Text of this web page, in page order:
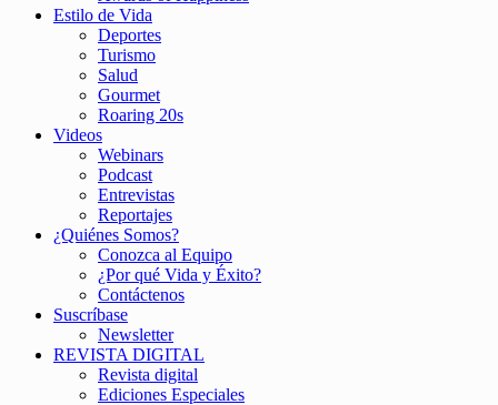
Estilo de Vida
Deportes
Turismo
Salud
Gourmet
Roaring 20s
Videos
Webinars
Podcast
Entrevistas
Reportajes
¿Quiénes Somos?
Conozca al Equipo
¿Por qué Vida y Éxito?
Contáctenos
Suscríbase
Newsletter
REVISTA DIGITAL
Revista digital
Ediciones Especiales